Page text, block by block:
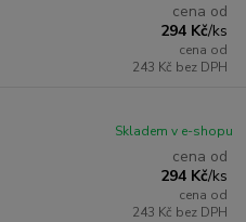
cena od
294 Kč/ks
cena od
243 Kč bez DPH
cena od
294 Kč/ks
cena od
243 Kč bez DPH
Skladem v e-shopu